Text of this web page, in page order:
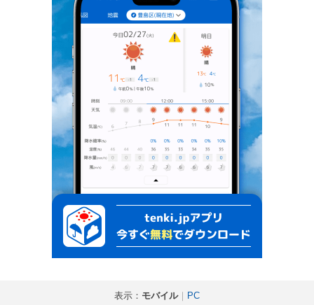
表示： モバイル｜ PC